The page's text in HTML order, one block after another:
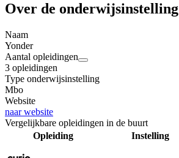
Over de onderwijsinstelling
Naam
Yonder
Aantal opleidingen
3 opleidingen
Type onderwijsinstelling
Mbo
Website
naar website
Vergelijkbare opleidingen in de buurt
Opleiding
Instelling